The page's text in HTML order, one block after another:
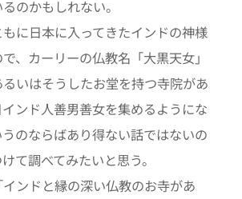
のかもしれない。
に日本に入ってきたインドの神様
、カーリーの仏教名「大黒天女」
いはそうしたお堂を持つ寺院があ
ンド人善男善女を集めるようにな
のならばあり得ない話ではないの
て調べてみたいと思う。
ンドと縁の深い仏教のお寺があ